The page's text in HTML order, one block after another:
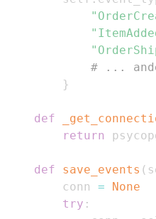
# ...
}
def
return
def save_events (
        conn
=
None
try :